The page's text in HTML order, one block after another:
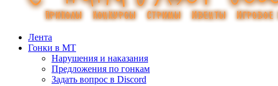
Лента
Гонки в МТ
Нарушения и наказания
Предложения по гонкам
Задать вопрос в Discord